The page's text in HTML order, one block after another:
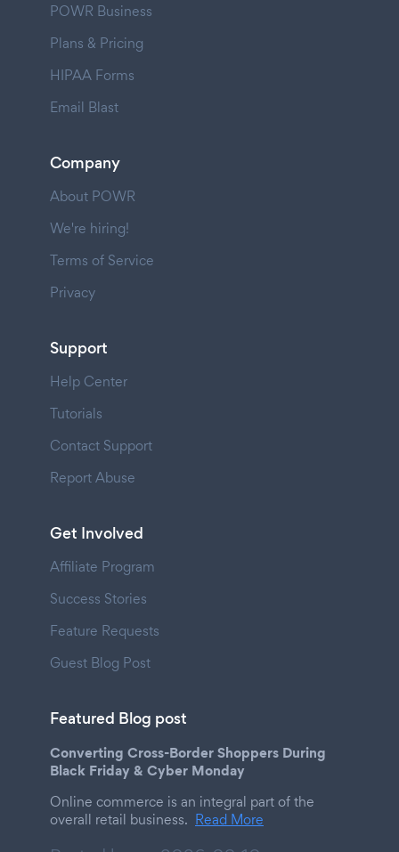
POWR Business
Plans & Pricing
HIPAA Forms
Email Blast
Company
About POWR
We're hiring!
Terms of Service
Privacy
Support
Help Center
Tutorials
Contact Support
Report Abuse
Get Involved
Affiliate Program
Success Stories
Feature Requests
Guest Blog Post
Featured Blog post
Converting Cross-Border Shoppers During
Black Friday & Cyber Monday
Online commerce is an integral part of the
overall retail business. Read More